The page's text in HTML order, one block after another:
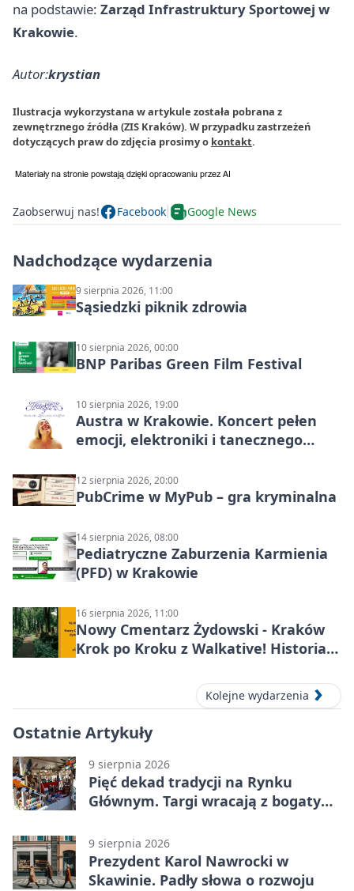
na podstawie: Zarząd Infrastruktury Sportowej w
Krakowie.
Autor:krystian
Ilustracja wykorzystana w artykule została pobrana z
zewnętrznego źródła (ZIS Kraków). W przypadku zastrzeżeń
dotyczących praw do zdjęcia prosimy o kontakt.
Zaobserwuj nas! Facebook Google News
Nadchodzące wydarzenia
9 sierpnia 2026, 11:00
Sąsiedzki piknik zdrowia
10 sierpnia 2026, 00:00
BNP Paribas Green Film Festival
10 sierpnia 2026, 19:00
Austra w Krakowie. Koncert pełen
emocji, elektroniki i tanecznego
12 sierpnia 2026, 20:00
PubCrime w MyPub – gra kryminalna
14 sierpnia 2026, 08:00
Pediatryczne Zaburzenia Karmienia
(PFD) w Krakowie
16 sierpnia 2026, 11:00
Nowy Cmentarz Żydowski - Kraków
Krok po Kroku z Walkative! Historia
Kolejne wydarzenia
Ostatnie Artykuły
9 sierpnia 2026
Pięć dekad tradycji na Rynku
Głównym. Targi wracają z bogatym
9 sierpnia 2026
Prezydent Karol Nawrocki w
Skawinie. Padły słowa o rozwoju